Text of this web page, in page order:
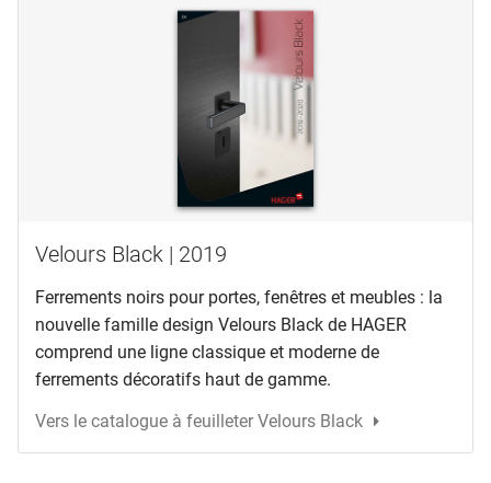
Velours Black | 2019
Ferrements noirs pour portes, fenêtres et meubles : la
nouvelle famille design Velours Black de HAGER
comprend une ligne classique et moderne de
ferrements décoratifs haut de gamme.
Vers le catalogue à feuilleter Velours Black